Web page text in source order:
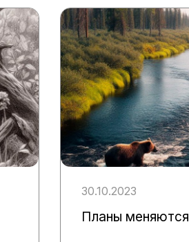
30.10.2023
Планы меняются